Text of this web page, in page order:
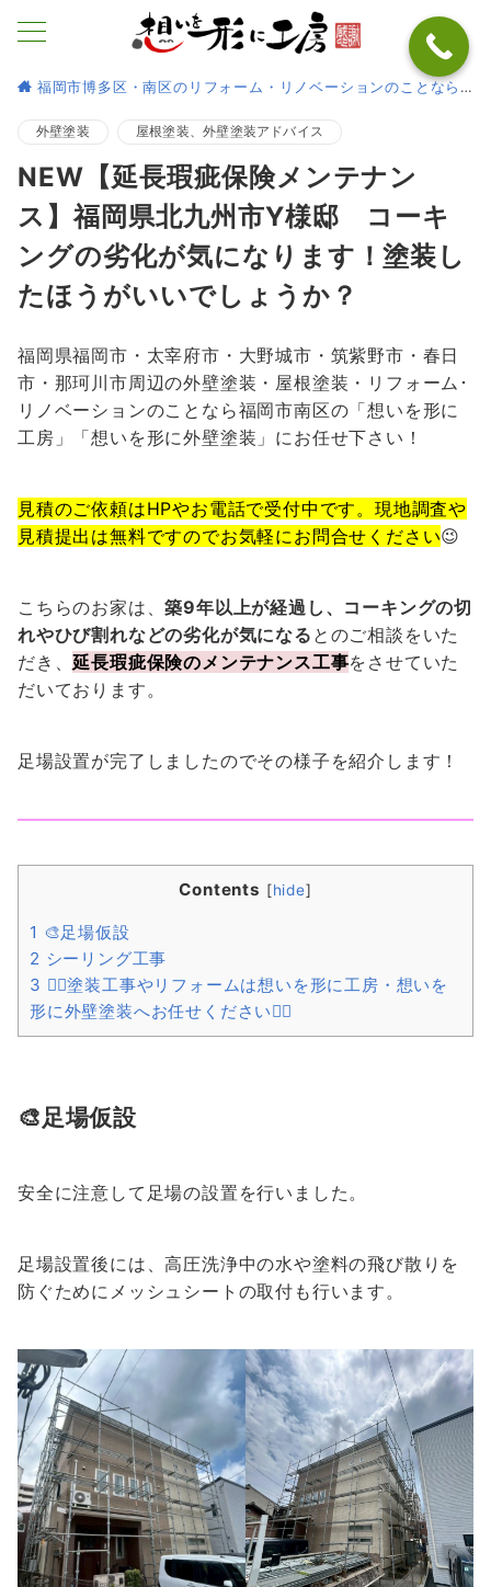
福岡市博多区・南区のリフォーム・リノベーションのことなら
外壁塗装 屋根塗装、外壁塗装アドバイス
NEW【延長瑕疵保険メンテナン
ス】福岡県北九州市Y様邸 コーキ
ングの劣化が気になります！塗装し
たほうがいいでしょうか？
福岡県福岡市・太宰府市・大野城市・筑紫野市・春日
市・那珂川市周辺の外壁塗装・屋根塗装・リフォーム･
リノベーションのことなら福岡市南区の「想いを形に
工房」「想いを形に外壁塗装」にお任せ下さい！
見積のご依頼はHPやお電話で受付中です。現地調査や
見積提出は無料ですのでお気軽にお問合せください😉
こちらのお家は、築9年以上が経過し、コーキングの切
れやひび割れなどの劣化が気になる とのご相談をいた
だき、延長瑕疵保険のメンテナンス工事をさせていた
だいております。
足場設置が完了しましたのでその様子を紹介します！
Contents [hide]
1 🎨足場仮設
2 シーリング工事
3 👍🏻塗装工事やリフォームは想いを形に工房・想いを
形に外壁塗装へお任せください👍🏻
🎨足場仮設
安全に注意して足場の設置を行いました。
足場設置後には、高圧洗浄中の水や塗料の飛び散りを
防ぐためにメッシュシートの取付も行います。